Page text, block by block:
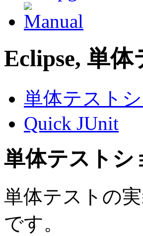
Eclipse, 単
単体テスト
Quick JUnit
単体テストシ
単体テストの
です。